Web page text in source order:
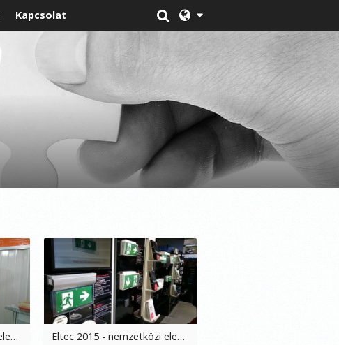
Kapcsolat
Eltec 2015 - nemzetközi elektronikai szakvásár, Nürnberg, 2015. 01. 14-16. Eltec 2015 - nemzetközi elektronikai szakvásár, Nürnberg, 2015. 01. 14-16.